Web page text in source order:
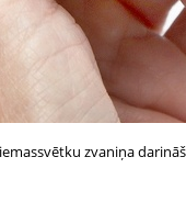
zvaniņa